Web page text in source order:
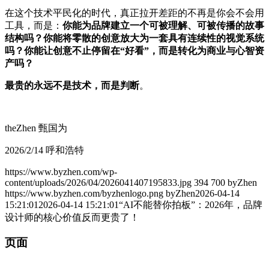
在这个技术平民化的时代，真正拉开差距的不再是你会不会用
工具，而是： 你能为品牌建立一个可被理解、可被传播的故事
结构吗？你能将零散的创意放大为一套具有连续性的视觉系统
吗？你能让创意不止停留在“好看”，而是转化为商业与心智资
产吗？
最贵的永远不是技术，而是判断。
theZhen 甄国为
2026/2/14 呼和浩特
https://www.byzhen.com/wp-
content/uploads/2026/04/2026041407195833.jpg 394 700 byZhen
https://www.byzhen.com/byzhenlogo.png byZhen2026-04-14
15:21:01 2026-04-14 15:21:01“AI不能替你拍板”：2026年，品牌
设计师的核心价值反而更贵了！
页面